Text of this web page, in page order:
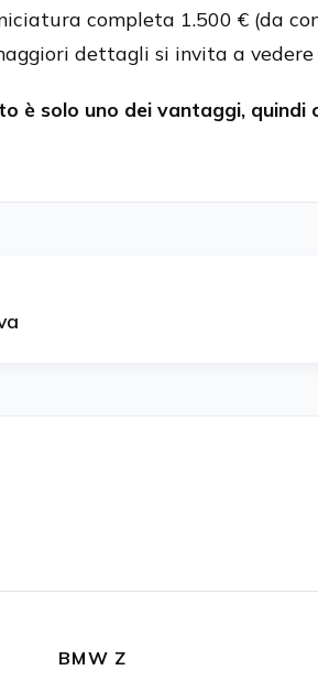
completa 1.500 € (da
dettagli si invita a vedere
è solo uno dei vantaggi, quindi
BMW Z